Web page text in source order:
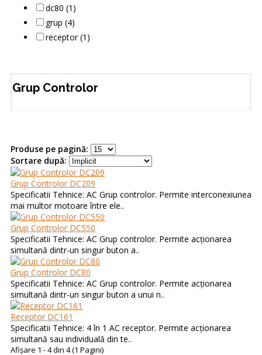
dc80 (1)
grup (4)
receptor (1)
Grup Controlor
Produse pe pagină:
Sortare după:
Grup Controlor DC209
Specificatii Tehnice: AC Grup controlor. Permite interconexiunea
mai multor motoare între ele..
Grup Controlor DC550
Specificatii Tehnice: AC Grup controlor. Permite acționarea
simultană dintr-un singur buton a..
Grup Controlor DC80
Specificatii Tehnice: AC Grup controlor. Permite acționarea
simultană dintr-un singur buton a unui n..
Receptor DC161
Specificatii Tehnice: 4 în 1 AC receptor. Permite acționarea
simultană sau individuală din te..
Afişare 1 - 4 din 4 (1 Pagini)